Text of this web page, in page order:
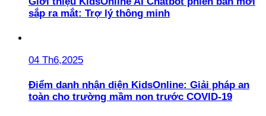
sắp ra mắt: Trợ lý thông minh
04 Th6,2025
Điểm danh nhận diện KidsOnline: Giải pháp an
toàn cho trường mầm non trước COVID-19